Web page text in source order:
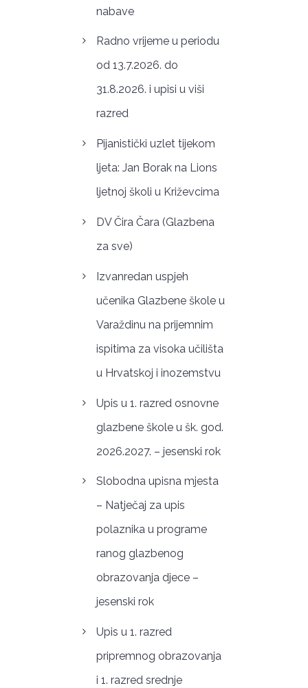
nabave
Radno vrijeme u periodu
od 13.7.2026. do
31.8.2026. i upisi u viši
razred
Pijanistički uzlet tijekom
ljeta: Jan Borak na Lions
ljetnoj školi u Križevcima
DV Čira Čara (Glazbena
za sve)
Izvanredan uspjeh
učenika Glazbene škole u
Varaždinu na prijemnim
ispitima za visoka učilišta
u Hrvatskoj i inozemstvu
Upis u 1. razred osnovne
glazbene škole u šk. god.
2026.2027. – jesenski rok
Slobodna upisna mjesta
– Natječaj za upis
polaznika u programe
ranog glazbenog
obrazovanja djece –
jesenski rok
Upis u 1. razred
pripremnog obrazovanja
i 1. razred srednje